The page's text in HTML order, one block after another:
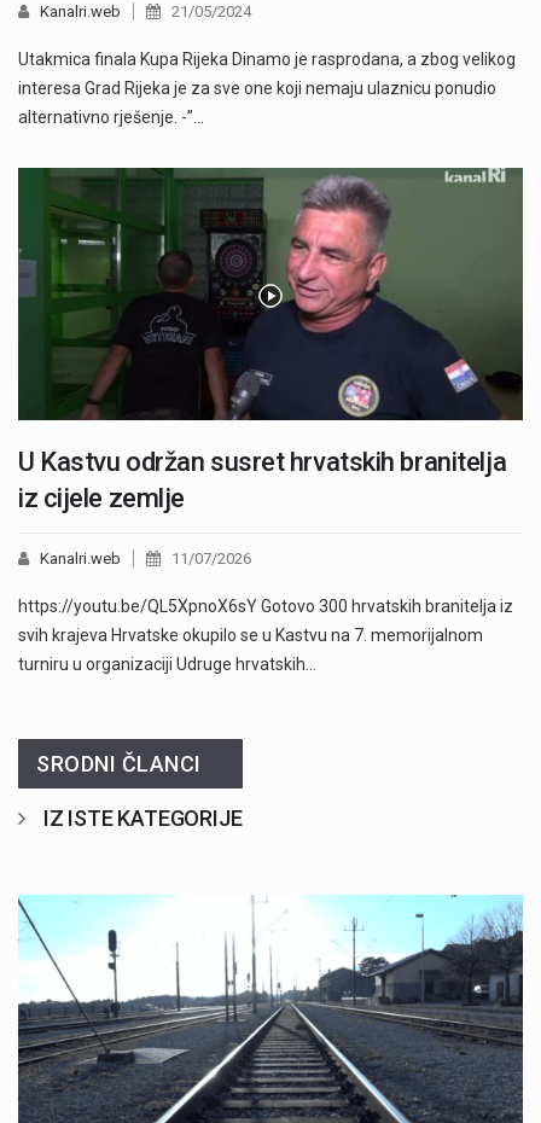
Kanalri.web 21/05/2024
Utakmica finala Kupa Rijeka Dinamo je rasprodana, a zbog velikog
interesa Grad Rijeka je za sve one koji nemaju ulaznicu ponudio
alternativno rješenje. -”…
U Kastvu održan susret hrvatskih branitelja
iz cijele zemlje
Kanalri.web 11/07/2026
https://youtu.be/QL5XpnoX6sY Gotovo 300 hrvatskih branitelja iz
svih krajeva Hrvatske okupilo se u Kastvu na 7. memorijalnom
turniru u organizaciji Udruge hrvatskih…
SRODNI ČLANCI
IZ ISTE KATEGORIJE